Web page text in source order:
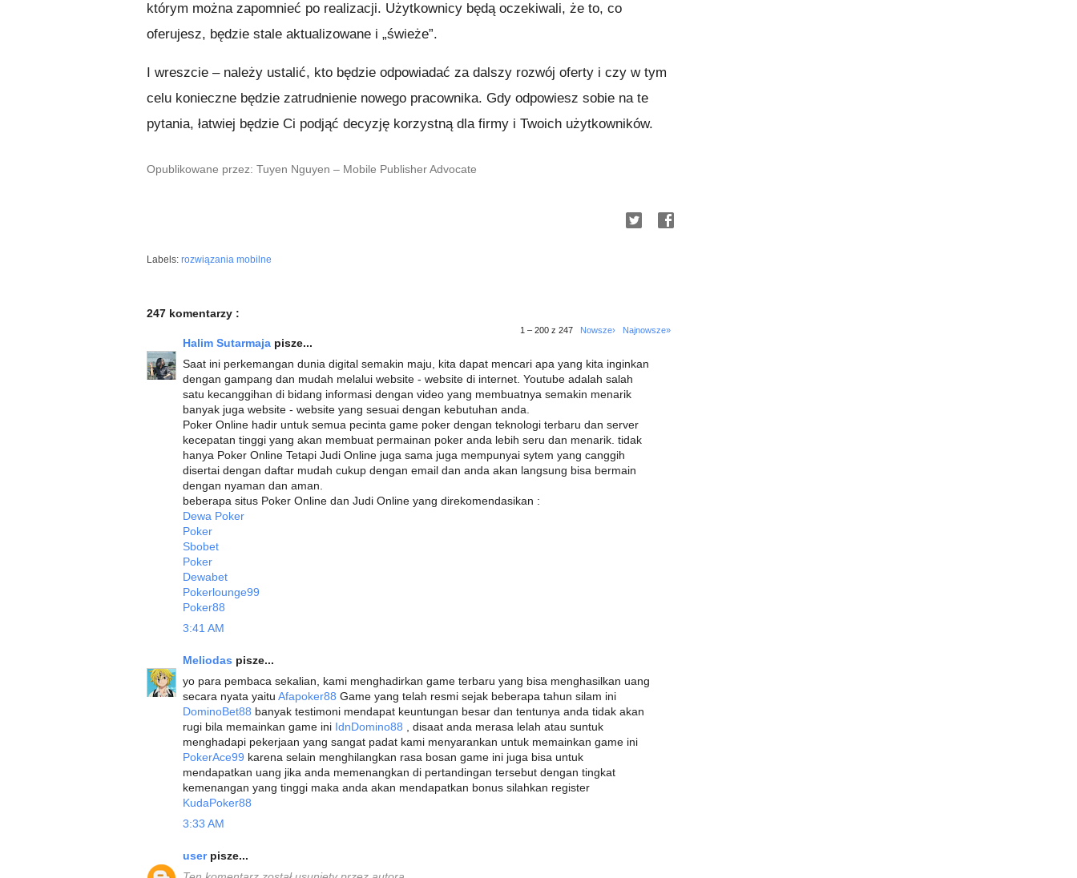
którym można zapomnieć po realizacji. Użytkownicy będą oczekiwali, że to, co
oferujesz, będzie stale aktualizowane i „świeże”.
I wreszcie – należy ustalić, kto będzie odpowiadać za dalszy rozwój oferty i czy w tym
celu konieczne będzie zatrudnienie nowego pracownika. Gdy odpowiesz sobie na te
pytania, łatwiej będzie Ci podjąć decyzję korzystną dla firmy i Twoich użytkowników.
Opublikowane przez: Tuyen Nguyen – Mobile Publisher Advocate
Labels: rozwiązania mobilne
247 komentarzy :
1 – 200 z 247 Nowsze› Najnowsze»
Halim Sutarmaja pisze...
Saat ini perkemangan dunia digital semakin maju, kita dapat mencari apa yang kita inginkan
dengan gampang dan mudah melalui website - website di internet. Youtube adalah salah
satu kecanggihan di bidang informasi dengan video yang membuatnya semakin menarik
banyak juga website - website yang sesuai dengan kebutuhan anda.
Poker Online hadir untuk semua pecinta game poker dengan teknologi terbaru dan server
kecepatan tinggi yang akan membuat permainan poker anda lebih seru dan menarik. tidak
hanya Poker Online Tetapi Judi Online juga sama juga mempunyai sytem yang canggih
disertai dengan daftar mudah cukup dengan email dan anda akan langsung bisa bermain
dengan nyaman dan aman.
beberapa situs Poker Online dan Judi Online yang direkomendasikan :
Dewa Poker
Poker
Sbobet
Poker
Dewabet
Pokerlounge99
Poker88
3:41 AM
Meliodas pisze...
yo para pembaca sekalian, kami menghadirkan game terbaru yang bisa menghasilkan uang
secara nyata yaitu Afapoker88 Game yang telah resmi sejak beberapa tahun silam ini
DominoBet88 banyak testimoni mendapat keuntungan besar dan tentunya anda tidak akan
rugi bila memainkan game ini IdnDomino88 , disaat anda merasa lelah atau suntuk
menghadapi pekerjaan yang sangat padat kami menyarankan untuk memainkan game ini
PokerAce99 karena selain menghilangkan rasa bosan game ini juga bisa untuk
mendapatkan uang jika anda memenangkan di pertandingan tersebut dengan tingkat
kemenangan yang tinggi maka anda akan mendapatkan bonus silahkan register
KudaPoker88
3:33 AM
user pisze...